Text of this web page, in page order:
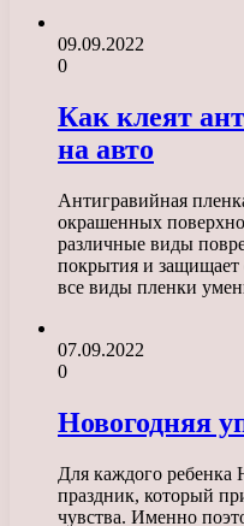
09.09.2022
0
Как клеят
на авто
Антигравийная
окрашенных
различные виды
покрытия и защищает
все виды пленки
07.09.2022
0
Новогодняя
Для каждого
праздник, который
чувства. Именно